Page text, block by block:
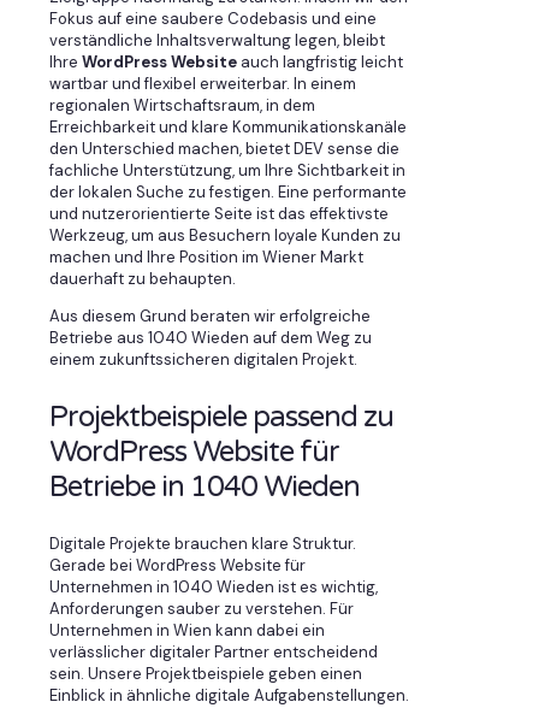
Fokus auf eine saubere Codebasis und eine
verständliche Inhaltsverwaltung legen, bleibt
Ihre WordPress Website auch langfristig leicht
wartbar und flexibel erweiterbar. In einem
regionalen Wirtschaftsraum, in dem
Erreichbarkeit und klare Kommunikationskanäle
den Unterschied machen, bietet DEV sense die
fachliche Unterstützung, um Ihre Sichtbarkeit in
der lokalen Suche zu festigen. Eine performante
und nutzerorientierte Seite ist das effektivste
Werkzeug, um aus Besuchern loyale Kunden zu
machen und Ihre Position im Wiener Markt
dauerhaft zu behaupten.
Aus diesem Grund beraten wir erfolgreiche
Betriebe aus 1040 Wieden auf dem Weg zu
einem zukunftssicheren digitalen Projekt.
Projektbeispiele passend zu
WordPress Website für
Betriebe in 1040 Wieden
Digitale Projekte brauchen klare Struktur.
Gerade bei WordPress Website für
Unternehmen in 1040 Wieden ist es wichtig,
Anforderungen sauber zu verstehen. Für
Unternehmen in Wien kann dabei ein
verlässlicher digitaler Partner entscheidend
sein. Unsere Projektbeispiele geben einen
Einblick in ähnliche digitale Aufgabenstellungen.